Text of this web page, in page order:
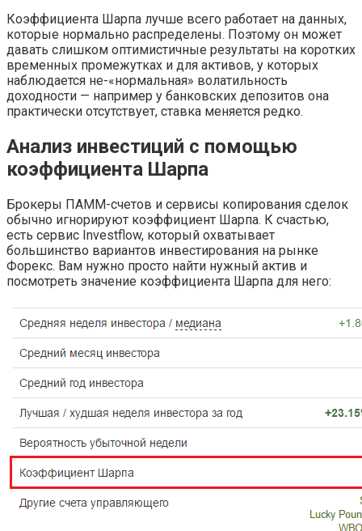
Коэффициента Шарпа лучше всего работает на данных,
которые нормально распределены. Поэтому он может
давать слишком оптимистичные результаты на коротких
временных промежутках и для активов, у которых
наблюдается не-«нормальная» волатильность
доходности — например у банковских депозитов она
практически отсутствует, ставка меняется редко.
Анализ инвестиций с помощью
коэффициента Шарпа
Брокеры ПАММ-счетов и сервисы копирования сделок
обычно игнорируют коэффициент Шарпа. К счастью,
есть сервис Investflow, который охватывает
большинство вариантов инвестирования на рынке
Форекс. Вам нужно просто найти нужный актив и
посмотреть значение коэффициента Шарпа для него: